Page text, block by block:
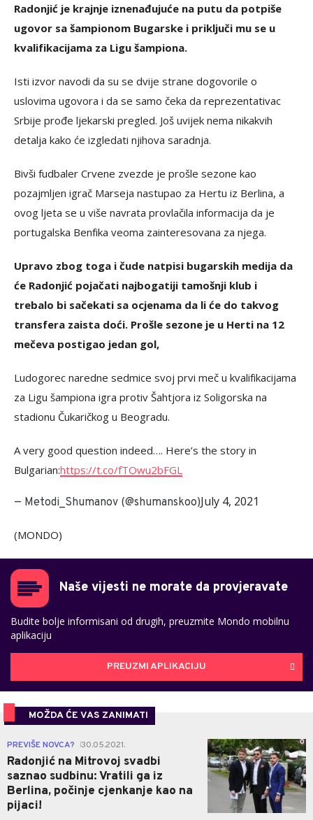
Radonjić je krajnje iznenađujuće na putu da potpiše
ugovor sa šampionom Bugarske i priključi mu se u
kvalifikacijama za Ligu šampiona.
Isti izvor navodi da su se dvije strane dogovorile o
uslovima ugovora i da se samo čeka da reprezentativac
Srbije prođe ljekarski pregled. Još uvijek nema nikakvih
detalja kako će izgledati njihova saradnja.
Bivši fudbaler Crvene zvezde je prošle sezone kao
pozajmljen igrač Marseja nastupao za Hertu iz Berlina, a
ovog ljeta se u više navrata provlačila informacija da je
portugalska Benfika veoma zainteresovana za njega.
Upravo zbog toga i čude natpisi bugarskih medija da
će Radonjić pojačati najbogatiji tamošnji klub i
trebalo bi sačekati sa ocjenama da li će do takvog
transfera zaista doći. Prošle sezone je u Herti na 12
mečeva postigao jedan gol,
Ludogorec naredne sedmice svoj prvi meč u kvalifikacijama
za Ligu šampiona igra protiv Šahtjora iz Soligorska na
stadionu Čukaričkog u Beogradu.
A very good question indeed…. Here’s the story in
Bulgarian:https://t.co/fTOwu2bFGL
— Metodi_Shumanov (@shumanskoo)July 4, 2021
(MONDO)
Naše vijesti ne morate da provjeravate
Budite bolje informisani od drugih, preuzmite Mondo mobilnu
aplikaciju
PREUZMI APLIKACIJU
MOŽDA ĆE VAS ZANIMATI
PREVIŠE NOVCA? 30.05.2021.
Radonjić na Mitrovoj svadbi
saznao sudbinu: Vratili ga iz
Berlina, počinje cjenkanje kao na
pijaci!
0